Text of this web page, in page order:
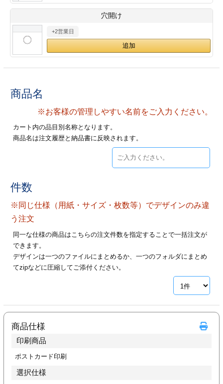
印刷
フォルダー
印刷
印刷
リーブ印刷
加工
印刷
刷
印刷
カード印刷
ァイル印刷
印刷
リーブ
ー印刷
穴開け
+2営業日
商品名
※お客様の管理しやすい名前をご入力ください。
カート内の品目別名称となります。
商品名は注文履歴と納品書に反映されます。
件数
※同じ仕様（用紙・サイズ・枚数等）でデザインのみ違
う注文
同一な仕様の商品はこちらの注文件数を指定することで一括注文が
できます。
デザインは一つのファイルにまとめるか、一つのフォルダにまとめ
てzipなどに圧縮してご添付ください。
商品仕様
印刷商品
ポストカード印刷
選択仕様